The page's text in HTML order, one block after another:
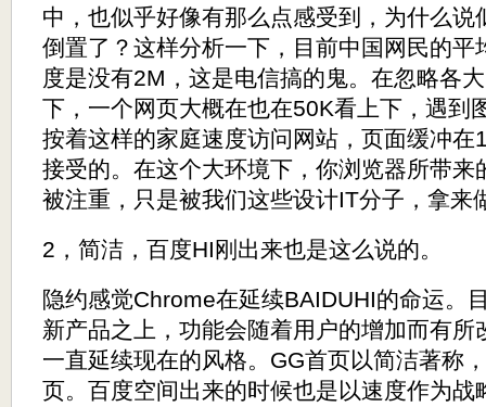
中，也似乎好像有那么点感受到，为什么说
倒置了？这样分析一下，目前中国网民的
度是没有2M，这是电信搞的鬼。在忽略各
下，一个网页大概在也在50K看上下，遇到
按着这样的家庭速度访问网站，页面缓冲在
接受的。在这个大环境下，你浏览器所带来
被注重，只是被我们这些设计IT分子，拿来
2，简洁，百度HI刚出来也是这么说的。
隐约感觉Chrome在延续BAIDUHI的命运。
新产品之上，功能会随着用户的增加而有
一直延续现在的风格。GG首页以简洁著称
页。百度空间出来的时候也是以速度作为战